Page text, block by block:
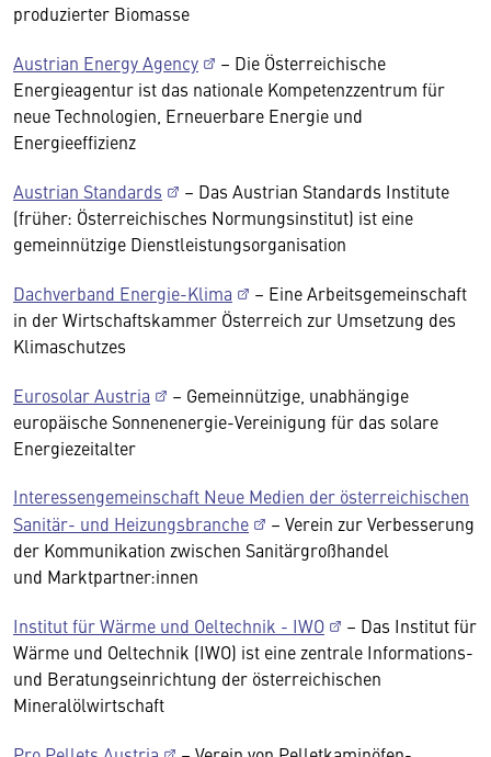
produzierter Biomasse
Austrian Energy Agency
– Die Österreichische
Energieagentur ist das nationale Kompetenzzentrum für
neue Technologien, Erneuerbare Energie und
Energieeffizienz
Austrian Standards
– Das Austrian Standards Institute
(früher: Österreichisches Normungsinstitut) ist eine
gemeinnützige Dienstleistungsorganisation
Dachverband Energie-Klima
– Eine Arbeitsgemeinschaft
in der Wirtschaftskammer Österreich zur Umsetzung des
Klimaschutzes
Eurosolar Austria
– Gemeinnützige, unabhängige
europäische Sonnenenergie-Vereinigung für das solare
Energiezeitalter
Interessengemeinschaft Neue Medien der österreichischen
Sanitär- und Heizungsbranche
– Verein zur Verbesserung
der Kommunikation zwischen Sanitärgroßhandel
und Marktpartner:innen
Institut für Wärme und Oeltechnik - IWO
– Das Institut für
Wärme und Oeltechnik (IWO) ist eine zentrale Informations-
und Beratungseinrichtung der österreichischen
Mineralölwirtschaft